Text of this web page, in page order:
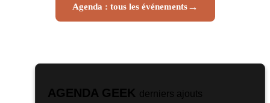
Agenda : tous les événements→
AGENDA GEEK derniers ajouts